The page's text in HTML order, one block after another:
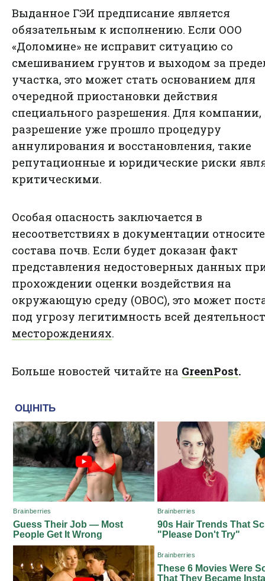
Выданное ГЭИ предписание является
обязательным к исполнению. Если ООО
«Доломине» не исправит ситуацию со
смешиванием грунтов и выходом за
участка, это может стать основанием для
очередной приостановки действия
специального разрешения. Для компании,
разрешение уже прошло процедуру
аннулирования и восстановления, такие
репутационные и юридические риски
критическими.
Особая опасность заключается в
несоответствиях в документации
состава почв. Если будет доказан факт
представления недостоверных данных
прохождении оценки воздействия на
окружающую среду (ОВОС), это может
под угрозу легитимность всей
месторождениях.
Больше новостей читайте на GreenPost.